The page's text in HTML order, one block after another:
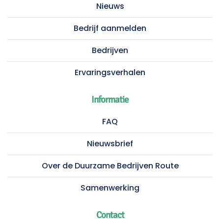
Nieuws
Bedrijf aanmelden
Bedrijven
Ervaringsverhalen
Informatie
FAQ
Nieuwsbrief
Over de Duurzame Bedrijven Route
Samenwerking
Contact